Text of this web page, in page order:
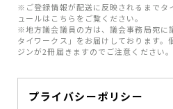
※ご登録情報が配送に反映されるまでタ
ュールはこちらをご覧ください。
※地方議会議員の方は、議会事務局宛に
タイワークス」をお届けしております。
ジンが2冊届きますのでご注意ください。
プライバシーポリシー